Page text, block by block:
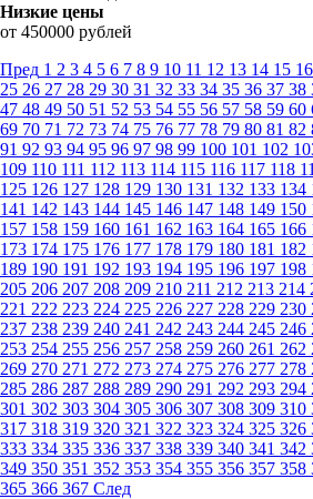
Низкие цены
от 450000 рублей
Пред 1 2 3 4 5 6 7 8 9 10 11 12 13 14 15 16
25 26 27 28 29 30 31 32 33 34 35 36 37 38
47 48 49 50 51 52 53 54 55 56 57 58 59 60
69 70 71 72 73 74 75 76 77 78 79 80 81 82
91 92 93 94 95 96 97 98 99 100 101 102
109 110 111 112 113 114 115 116 117 118
125 126 127 128 129 130 131 132 133 134
141 142 143 144 145 146 147 148 149 150
157 158 159 160 161 162 163 164 165 166
173 174 175 176 177 178 179 180 181 182
189 190 191 192 193 194 195 196 197 198
205 206 207 208 209 210 211 212 213 214
221 222 223 224 225 226 227 228 229 230
237 238 239 240 241 242 243 244 245 246
253 254 255 256 257 258 259 260 261 262
269 270 271 272 273 274 275 276 277 278
285 286 287 288 289 290 291 292 293 294
301 302 303 304 305 306 307 308 309 310
317 318 319 320 321 322 323 324 325 326
333 334 335 336 337 338 339 340 341 342
349 350 351 352 353 354 355 356 357 358
365 366 367 След